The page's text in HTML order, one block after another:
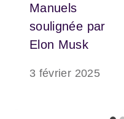
Manuels
soulignée par
Elon Musk
3 février 2025